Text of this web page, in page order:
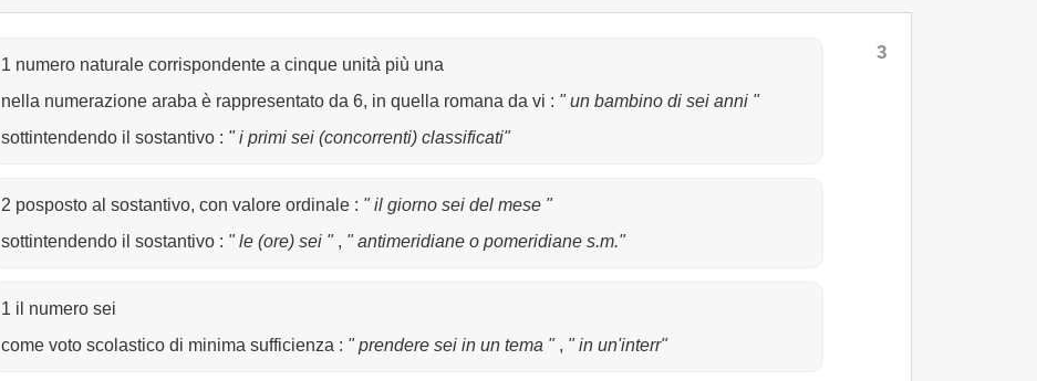
1 numero naturale corrispondente a cinque unità più una
nella numerazione araba è rappresentato da 6, in quella romana da vi : " un bambino di sei anni "
sottintendendo il sostantivo : " i primi sei (concorrenti) classificati"
2 posposto al sostantivo, con valore ordinale : " il giorno sei del mese "
sottintendendo il sostantivo : " le (ore) sei " , " antimeridiane o pomeridiane s.m."
1 il numero sei
come voto scolastico di minima sufficienza : " prendere sei in un tema " , " in un'interr"
3